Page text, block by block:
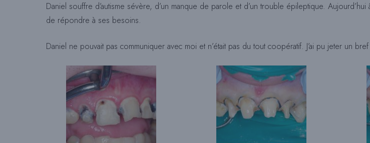
Daniel souffre d’autisme sévère, d’un manque de parole et d’un trouble épileptique.
de répondre à ses besoins.
Daniel ne pouvait pas communiquer avec moi et n’était pas du tout coopératif. J’ai pu jeter un